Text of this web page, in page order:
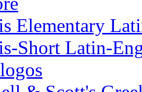
Elementary
Short Latin-